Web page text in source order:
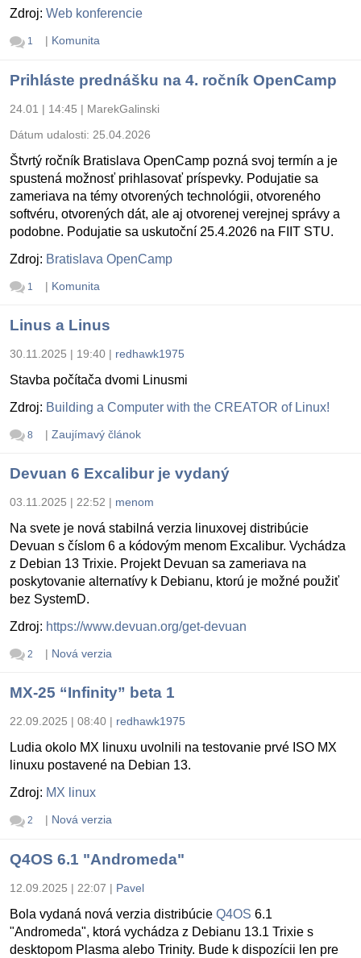
Zdroj: Web konferencie
1 | Komunita
Prihláste prednášku na 4. ročník OpenCamp
24.01 | 14:45 | MarekGalinski
Dátum udalosti: 25.04.2026
Štvrtý ročník Bratislava OpenCamp pozná svoj termín a je
spustená možnosť prihlasovať príspevky. Podujatie sa
zameriava na témy otvorených technológii, otvoreného
softvéru, otvorených dát, ale aj otvorenej verejnej správy a
podobne. Podujatie sa uskutoční 25.4.2026 na FIIT STU.
Zdroj: Bratislava OpenCamp
1 | Komunita
Linus a Linus
30.11.2025 | 19:40 | redhawk1975
Stavba počítača dvomi Linusmi
Zdroj: Building a Computer with the CREATOR of Linux!
8 | Zaujímavý článok
Devuan 6 Excalibur je vydaný
03.11.2025 | 22:52 | menom
Na svete je nová stabilná verzia linuxovej distribúcie
Devuan s číslom 6 a kódovým menom Excalibur. Vychádza
z Debian 13 Trixie. Projekt Devuan sa zameriava na
poskytovanie alternatívy k Debianu, ktorú je možné použiť
bez SystemD.
Zdroj: https://www.devuan.org/get-devuan
2 | Nová verzia
MX-25 “Infinity” beta 1
22.09.2025 | 08:40 | redhawk1975
Ludia okolo MX linuxu uvolnili na testovanie prvé ISO MX
linuxu postavené na Debian 13.
Zdroj: MX linux
2 | Nová verzia
Q4OS 6.1 "Andromeda"
12.09.2025 | 22:07 | Pavel
Bola vydaná nová verzia distribúcie Q4OS 6.1
"Andromeda", ktorá vychádza z Debianu 13.1 Trixie s
desktopom Plasma alebo Trinity. Bude k dispozícii len pre